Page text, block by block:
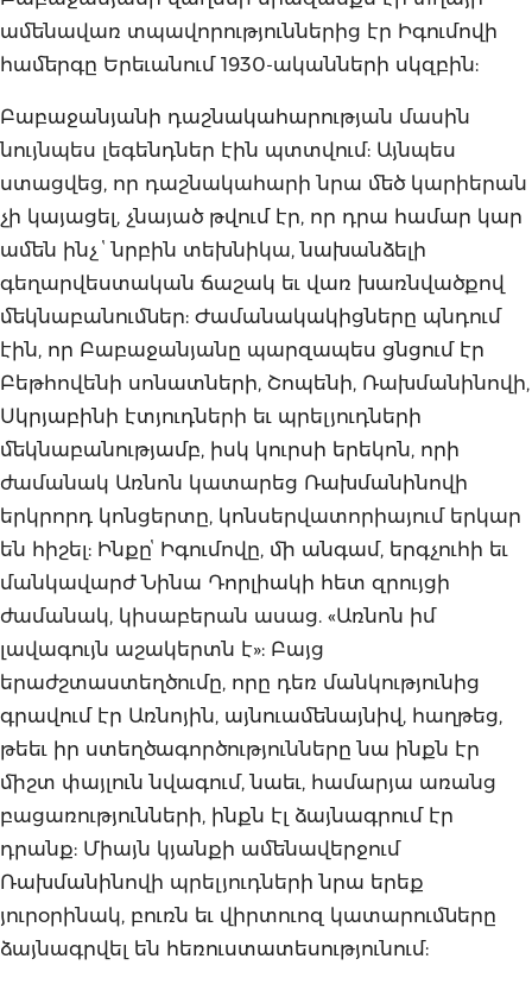
ամենավառ տպավորություններից էր Իգումովի
համերգը Երեւանում 1930-ականների սկզբին:
Բաբաջանյանի դաշնակահարության մասին
նույնպես լեգենդներ էին պտտվում: Այնպես
ստացվեց, որ դաշնակահարի նրա մեծ կարիերան
չի կայացել, չնայած թվում էր, որ դրա համար կար
ամեն ինչ ՙ նրբին տեխնիկա, նախանձելի
գեղարվեստական ճաշակ եւ վառ խառնվածքով
մեկնաբանումներ: Ժամանակակիցները պնդում
էին, որ Բաբաջանյանը պարզապես ցնցում էր
Բեթհովենի սոնատների, Շոպենի, Ռախմանինովի,
Սկրյաբինի էտյուդների եւ պրելյուդների
մեկնաբանությամբ, իսկ կուրսի երեկոն, որի
ժամանակ Առնոն կատարեց Ռախմանինովի
երկրորդ կոնցերտը, կոնսերվատորիայում երկար
են հիշել: Ինքըՙ Իգումովը, մի անգամ, երգչուհի եւ
մանկավարժ Նինա Դորլիակի հետ զրույցի
ժամանակ, կիսաբերան ասաց. «Առնոն իմ
լավագույն աշակերտն է»: Բայց
երաժշտաստեղծումը, որը դեռ մանկությունից
գրավում էր Առնոյին, այնուամենայնիվ, հաղթեց,
թեեւ իր ստեղծագործությունները նա ինքն էր
միշտ փայլուն նվագում, նաեւ, համարյա առանց
բացառությունների, ինքն էլ ձայնագրում էր
դրանք: Միայն կյանքի ամենավերջում
Ռախմանինովի պրելյուդների նրա երեք
յուրօրինակ, բուռն եւ վիրտուոզ կատարումները
ձայնագրվել են հեռուստատեսությունում: